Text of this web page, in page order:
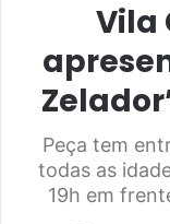
Vila
Peça tem
todas as
19h em